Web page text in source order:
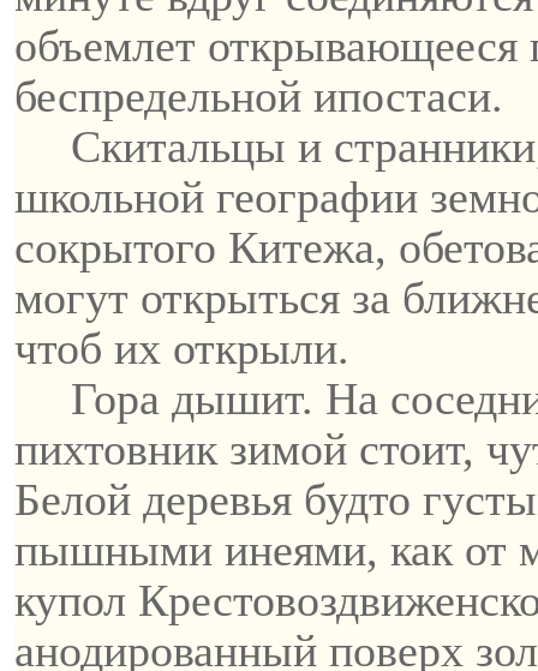
объемлет открывающееся
беспредельной ипостаси.
Скитальцы и
школьной географии
сокрытого Китежа,
могут открыться за
чтоб их открыли.
Гора дышит. На
пихтовник зимой стоит,
Белой деревья будто
пышными инеями, как от
купол
анодированный поверх